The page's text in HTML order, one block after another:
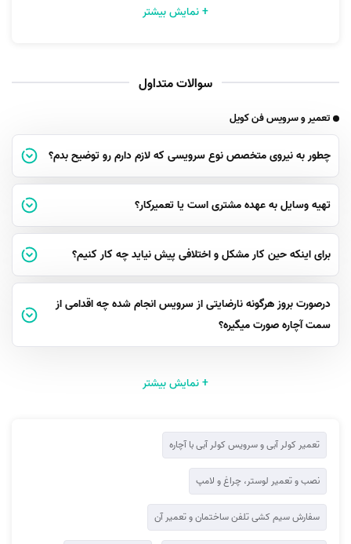
+ نمایش بیشتر
سوالات متداول
تعمیر و سرویس فن کویل
چطور به نیروی متخصص نوع سرویسی که لازم دارم رو توضیح بدم؟
تهیه وسایل به عهده مشتری است یا تعمیرکار؟
برای اینکه حین کار مشکل و اختلافی پیش نیاید چه کار کنیم؟
درصورت بروز هرگونه نارضایتی از سرویس انجام شده چه اقدامی از
سمت آچاره صورت میگیره؟
+ نمایش بیشتر
تعمیر کولر آبی و سرویس کولر آبی با آچاره
نصب و تعمیر لوستر، چراغ و لامپ
سفارش سیم کشی تلفن ساختمان و تعمیر آن